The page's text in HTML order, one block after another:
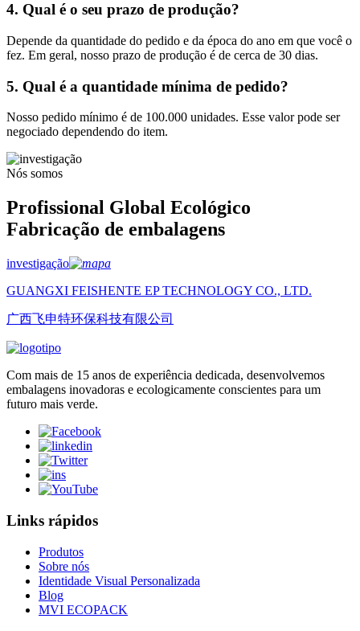
4. Qual é o seu prazo de produção?
Depende da quantidade do pedido e da época do ano em que você o
fez. Em geral, nosso prazo de produção é de cerca de 30 dias.
5. Qual é a quantidade mínima de pedido?
Nosso pedido mínimo é de 100.000 unidades. Esse valor pode ser
negociado dependendo do item.
Nós somos
Profissional Global Ecológico
Fabricação de embalagens
investigação
GUANGXI FEISHENTE EP TECHNOLOGY CO., LTD.
广西飞申特环保科技有限公司
Com mais de 15 anos de experiência dedicada, desenvolvemos
embalagens inovadoras e ecologicamente conscientes para um
futuro mais verde.
Links rápidos
Produtos
Sobre nós
Identidade Visual Personalizada
Blog
MVI ECOPACK